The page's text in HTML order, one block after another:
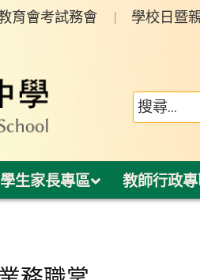
育會考試務會 學校日暨
學生家長專區 教師行政